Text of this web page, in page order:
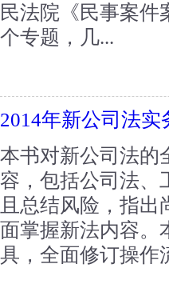
民法院《民事案
个专题，几...
2014年新公司法实
本书对新公司法的
容，包括公司法、
且总结风险，指
面掌握新法内容。
具，全面修订操作